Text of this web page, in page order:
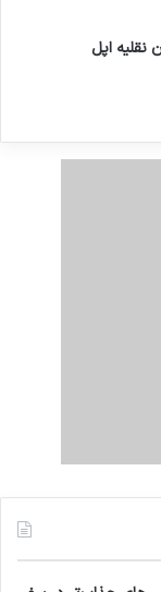
نقلیه اپل